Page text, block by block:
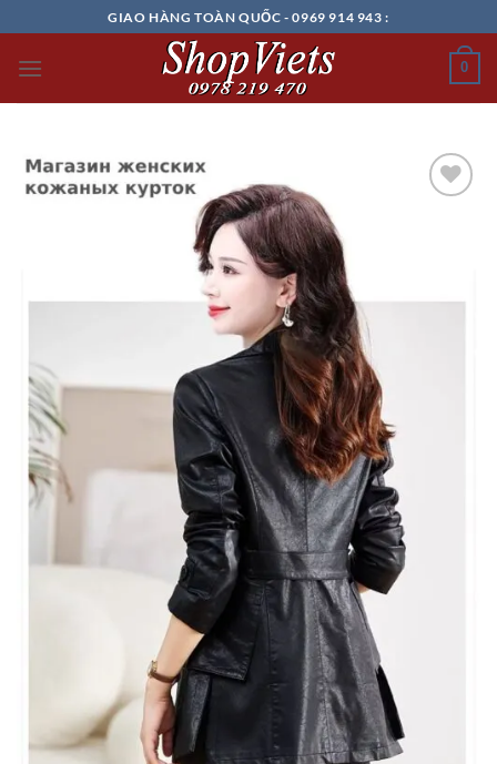
đến
nội
GIAO HÀNG TOÀN QUỐC - 0969 914 943 :
0